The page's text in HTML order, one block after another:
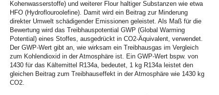
Kohenwasserstoffe) und weiterer Flour haltiger Substanzen wie etwa
HFO (Hydroflouroolefine). Damit wird ein Beitrag zur Minderung
direkter Umwelt schädigender Emissionen geleistet. Als Maß für die
Bewertung wird das Treibhauspotential GWP (Global Warming
Potential) eines Stoffes, ausgedrückt in CO2-Äquivalent, verwendet.
Der GWP-Wert gibt an, wie wirksam ein Treibhausgas im Vergleich
zum Kohlendioxid in der Atmosphäre ist. Ein GWP-Wert bspw. von
1430 für das Kältemittel R134a, bedeutet, 1 kg R134a leistet den
gleichen Beitrag zum Treibhauseffekt in der Atmosphäre wie 1430 kg
CO2.